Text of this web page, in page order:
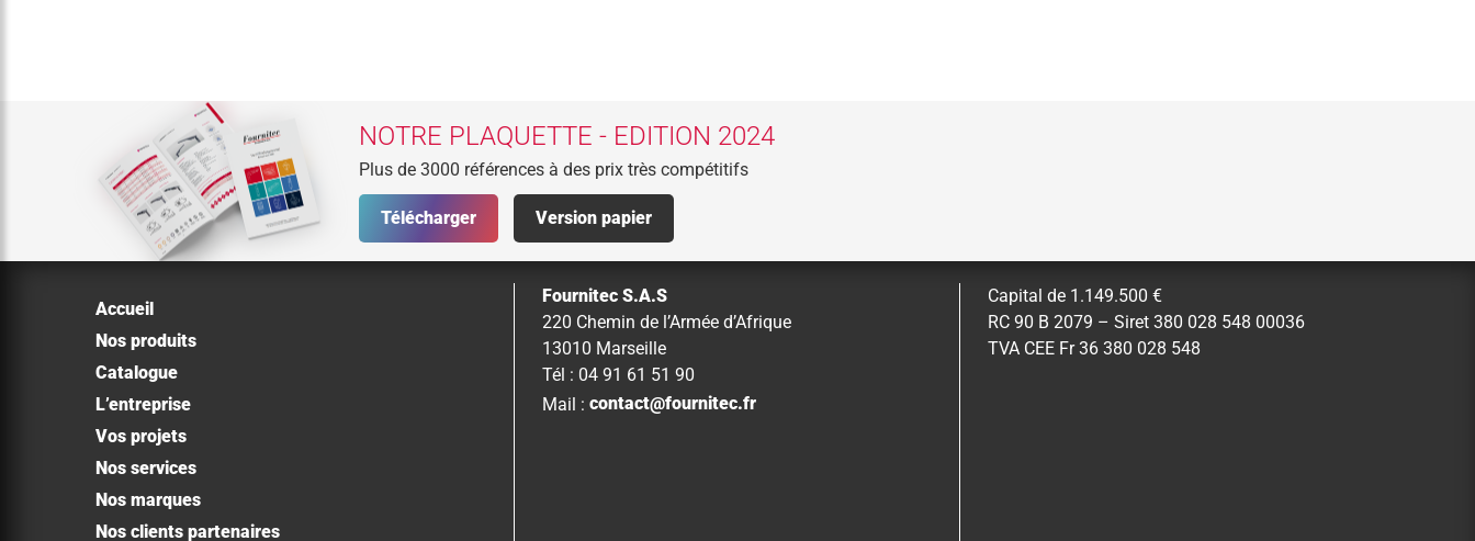
NOTRE PLAQUETTE - EDITION 2024
Plus de 3000 références à des prix très compétitifs
Télécharger Version papier
Accueil
Nos produits
Catalogue
L’entreprise
Vos projets
Nos services
Nos marques
Nos clients partenaires
Fournitec S.A.S
220 Chemin de l’Armée d’Afrique
13010 Marseille
Tél : 04 91 61 51 90
Mail : contact@fournitec.fr
Capital de 1.149.500 €
RC 90 B 2079 – Siret 380 028 548 00036
TVA CEE Fr 36 380 028 548